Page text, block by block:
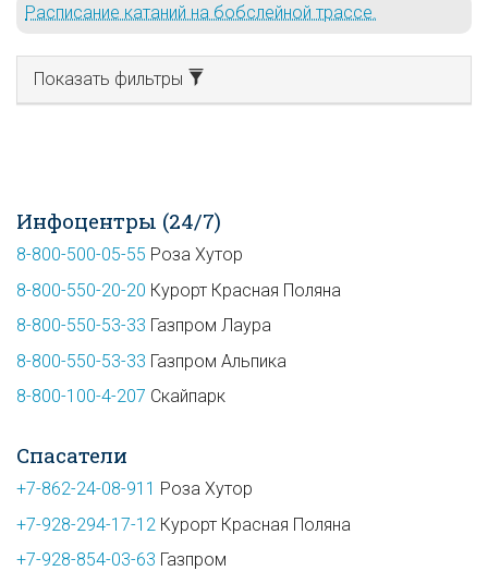
Расписание катаний на бобслейной трассе.
Показать фильтры
Инфоцентры (24/7)
8-800-500-05-55 Роза Хутор
8-800-550-20-20 Курорт Красная Поляна
8-800-550-53-33 Газпром Лаура
8-800-550-53-33 Газпром Альпика
8-800-100-4-207 Скайпарк
Спасатели
+7-862-24-08-911 Роза Хутор
+7-928-294-17-12 Курорт Красная Поляна
+7-928-854-03-63 Газпром